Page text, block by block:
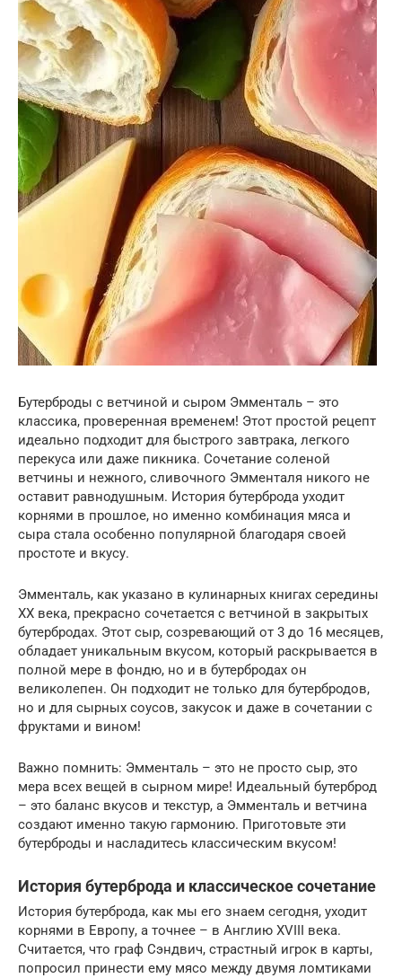
Бутерброды с ветчиной и сыром Эмменталь – это
классика, проверенная временем! Этот простой рецепт
идеально подходит для быстрого завтрака, легкого
перекуса или даже пикника. Сочетание соленой
ветчины и нежного, сливочного Эмменталя никого не
оставит равнодушным. История бутерброда уходит
корнями в прошлое, но именно комбинация мяса и
сыра стала особенно популярной благодаря своей
простоте и вкусу.
Эмменталь, как указано в кулинарных книгах середины
XX века, прекрасно сочетается с ветчиной в закрытых
бутербродах. Этот сыр, созревающий от 3 до 16 месяцев,
обладает уникальным вкусом, который раскрывается в
полной мере в фондю, но и в бутербродах он
великолепен. Он подходит не только для бутербродов,
но и для сырных соусов, закусок и даже в сочетании с
фруктами и вином!
Важно помнить: Эмменталь – это не просто сыр, это
мера всех вещей в сырном мире! Идеальный бутерброд
– это баланс вкусов и текстур, а Эмменталь и ветчина
создают именно такую гармонию. Приготовьте эти
бутерброды и насладитесь классическим вкусом!
История бутерброда и классическое сочетание
История бутерброда, как мы его знаем сегодня, уходит
корнями в Европу, а точнее – в Англию XVIII века.
Считается, что граф Сэндвич, страстный игрок в карты,
попросил принести ему мясо между двумя ломтиками